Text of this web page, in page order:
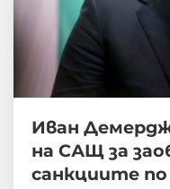
Иван
на САЩ за
санкциите